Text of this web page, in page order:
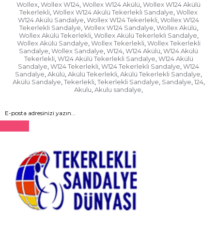
Wollex, Wollex W124, Wollex W124 Akülü, Wollex W124 Akülü
Tekerlekli, Wollex W124 Akülü Tekerlekli Sandalye, Wollex
W124 Akülü Sandalye, Wollex W124 Tekerlekli, Wollex W124
Tekerlekli Sandalye, Wollex W124 Sandalye, Wollex Akülü,
Wollex Akülü Tekerlekli, Wollex Akülü Tekerlekli Sandalye,
Wollex Akülü Sandalye, Wollex Tekerlekli, Wollex Tekerlekli
Sandalye, Wollex Sandalye, W124, W124 Akülü, W124 Akülü
Tekerlekli, W124 Akülü Tekerlekli Sandalye, W124 Akülü
Sandalye, W124 Tekerlekli, W124 Tekerlekli Sandalye, W124
Sandalye, Akülü, Akülü Tekerlekli, Akülü Tekerlekli Sandalye,
Akülü Sandalye, Tekerlekli, Tekerlekli Sandalye, Sandalye, 124,
Akulu, Akulu sandalye,